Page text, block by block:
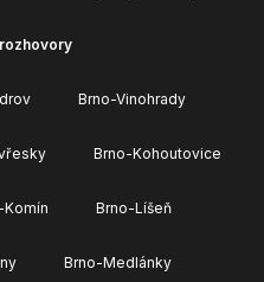
Brno-Vinohrady
Brno-Kohoutovice
Komín Brno-Líšeň
Brno-Medlánky